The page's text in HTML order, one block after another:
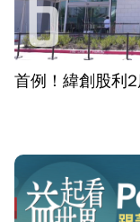
首例！緯創股利2